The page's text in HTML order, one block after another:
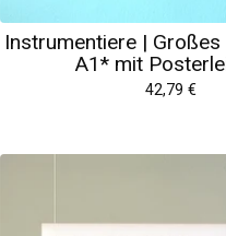
Instrumentiere |
A1* mit
42,79€